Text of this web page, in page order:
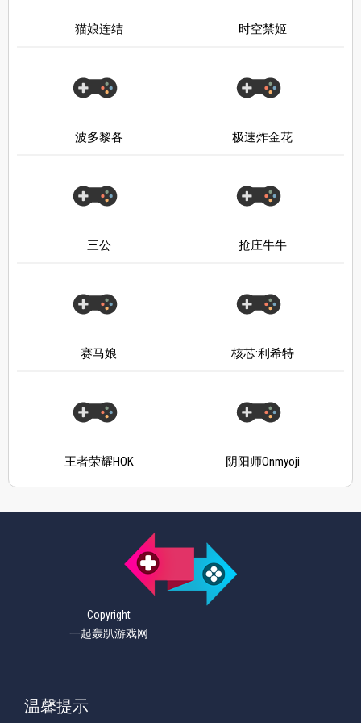
猫娘连结 时空禁姬
波多黎各 极速炸金花
三公 抢庄牛牛
赛马娘 核芯:利希特
王者荣耀HOK 阴阳师Onmyoji
Copyright
一起轰趴游戏网
温馨提示